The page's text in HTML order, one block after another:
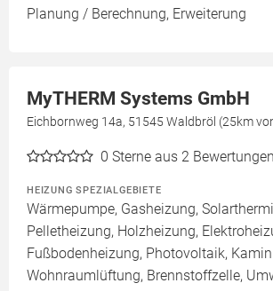
Planung / Berechnung, Erweiterung
MyTHERM Systems GmbH
Eichbornweg 14a, 51545 Waldbröl (25km
0 Sterne aus 2 Bewertungen
HEIZUNG SPEZIALGEBIETE
Wärmepumpe, Gasheizung,
Pelletheizung, Holzheizung,
Fußbodenheizung, Photovoltaik,
Wohnraumlüftung, Brennstoffzelle,